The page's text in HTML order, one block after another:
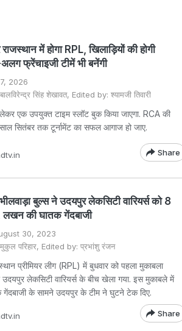
राजस्थान में होगा RPL, खिलाड़ियों की होगी
फ्रेंचाइजी टीमें भी बनेंगी
2026
सिंह शेखावत, Edited by: श्यामजी तिवारी
एक उपयुक्त टाइम स्लॉट बुक किया जाएगा. RCA की
सितंबर तक टूर्नामेंट का सफल आगाज हो जाए.
Share
बुल्स ने उदयपुर लेकसिटी वारियर्स को 8
लखन की घातक गेंदबाजी
30, 2023
परिहार, Edited by: प्रभांशु रंजन
प्रीमियर लीग (RPL) में बुधवार को पहला मुकाबला
लेकसिटी वारियर्स के बीच खेला गया. इस मुकाबले में
गेंदबाजी के सामने उदयपुर के टीम ने घुटने टेक दिए.
Share